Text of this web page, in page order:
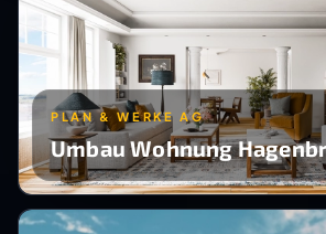
PLAN & WERKE AG
Umbau Wohnung